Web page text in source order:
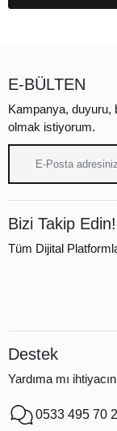
E-BÜLTEN
Kampanya, duyuru,
olmak istiyorum.
Bizi Takip Edin!
Tüm Dijital
Destek
Yardıma mı
0533 495 70